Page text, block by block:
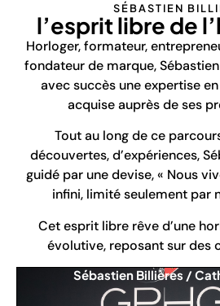
SÉBASTIEN
l’esprit libre de
Horloger, formateur,
fondateur de marque,
avec succès une expertise
acquise auprès de ses
Tout au long de ce
découvertes, d’expériences,
guidé par une devise, « Nous
infini, limité seulement par
Cet esprit libre rêve d’une
évolutive, reposant sur des
Sébastien Billières /